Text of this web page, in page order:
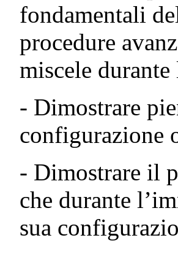
fondamentali
procedure
miscele
- Dimostrare
configurazione
- Dimostrare il
che durante
sua